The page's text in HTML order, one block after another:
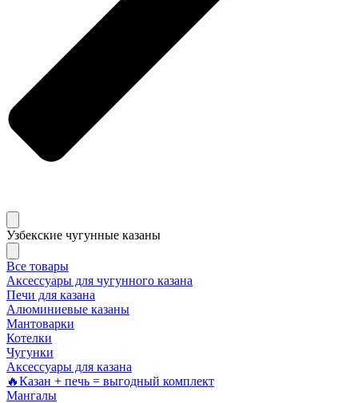
Узбекские чугунные казаны
Все товары
Аксессуары для чугунного казана
Печи для казана
Алюминиевые казаны
Мантоварки
Котелки
Чугунки
Аксессуары для казана
🔥Казан + печь = выгодный комплект
Мангалы